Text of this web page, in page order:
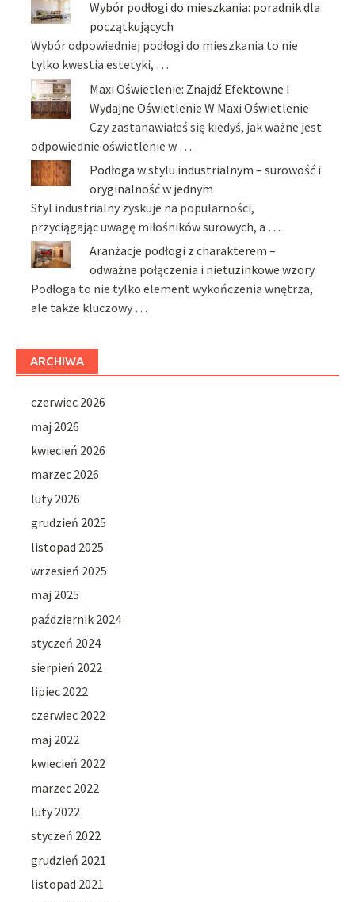
Wybór podłogi do mieszkania: poradnik dla
początkujących
Wybór odpowiedniej podłogi do mieszkania to nie
tylko kwestia estetyki, …
Maxi Oświetlenie: Znajdź Efektowne I
Wydajne Oświetlenie W Maxi Oświetlenie
Czy zastanawiałeś się kiedyś, jak ważne jest
odpowiednie oświetlenie w …
Podłoga w stylu industrialnym – surowość i
oryginalność w jednym
Styl industrialny zyskuje na popularności,
przyciągając uwagę miłośników surowych, a …
Aranżacje podłogi z charakterem –
odważne połączenia i nietuzinkowe wzory
Podłoga to nie tylko element wykończenia wnętrza,
ale także kluczowy …
ARCHIWA
czerwiec 2026
maj 2026
kwiecień 2026
marzec 2026
luty 2026
grudzień 2025
listopad 2025
wrzesień 2025
maj 2025
październik 2024
styczeń 2024
sierpień 2022
lipiec 2022
czerwiec 2022
maj 2022
kwiecień 2022
marzec 2022
luty 2022
styczeń 2022
grudzień 2021
listopad 2021